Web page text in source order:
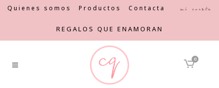
Quienes somos Productos Contacta Mi cuenta
REGALOS QUE ENAMORAN
0